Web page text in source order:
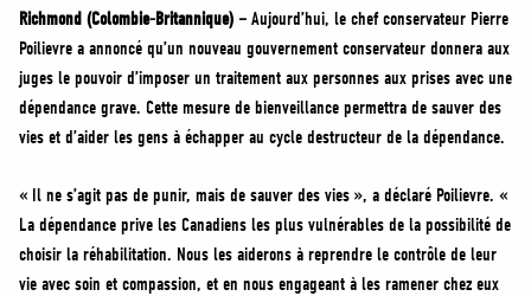
Richmond (Colombie-Britannique) – Aujourd’hui, le chef conservateur Pierre
Poilievre a annoncé qu’un nouveau gouvernement conservateur donnera aux
juges le pouvoir d’imposer un traitement aux personnes aux prises avec une
dépendance grave. Cette mesure de bienveillance permettra de sauver des
vies et d’aider les gens à échapper au cycle destructeur de la dépendance.
« Il ne s’agit pas de punir, mais de sauver des vies », a déclaré Poilievre. «
La dépendance prive les Canadiens les plus vulnérables de la possibilité de
choisir la réhabilitation. Nous les aiderons à reprendre le contrôle de leur
vie avec soin et compassion, et en nous engageant à les ramener chez eux